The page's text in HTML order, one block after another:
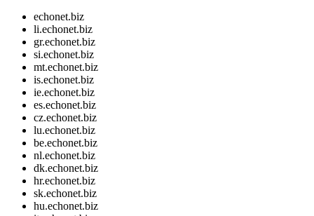
echonet.biz
li.echonet.biz
gr.echonet.biz
si.echonet.biz
mt.echonet.biz
is.echonet.biz
ie.echonet.biz
es.echonet.biz
cz.echonet.biz
lu.echonet.biz
be.echonet.biz
nl.echonet.biz
dk.echonet.biz
hr.echonet.biz
sk.echonet.biz
hu.echonet.biz